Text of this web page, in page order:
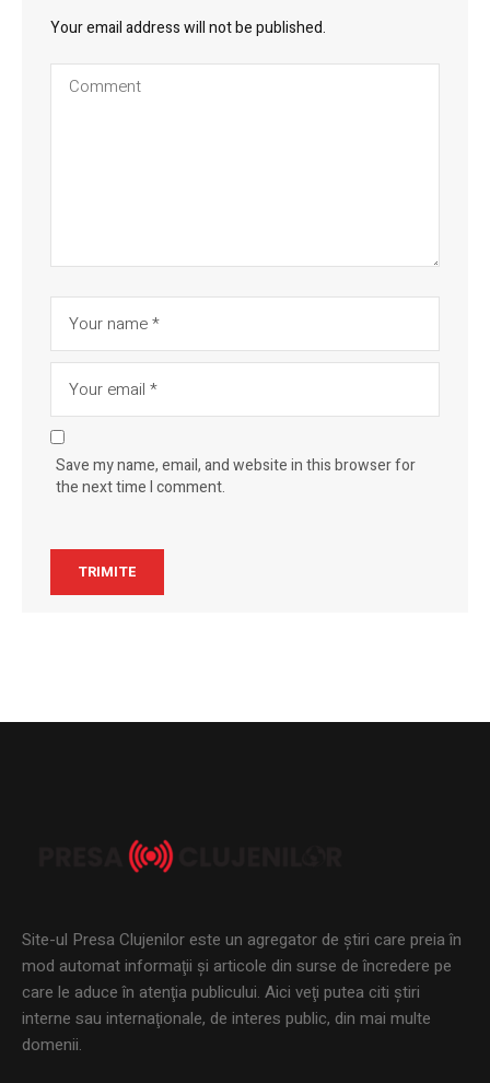
Your email address will not be published.
Save my name, email, and website in this browser for
the next time I comment.
Site-ul Presa Clujenilor este un agregator de ştiri care preia în
mod automat informaţii şi articole din surse de încredere pe
care le aduce în atenţia publicului. Aici veţi putea citi ştiri
interne sau internaţionale, de interes public, din mai multe
domenii.